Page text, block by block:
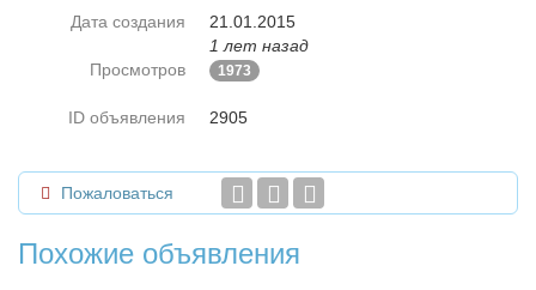
Дата создания
21.01.2015
1 лет назад
Просмотров
1973
ID объявления 2905
Пожаловаться
Похожие объявления